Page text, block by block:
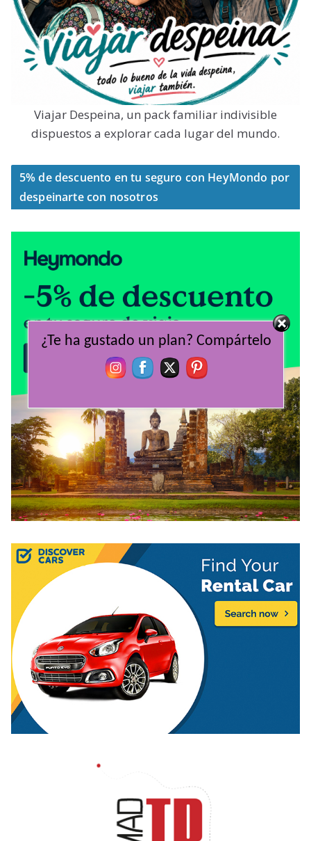
Viajar Despeina, un pack familiar indivisible
dispuestos a explorar cada lugar del mundo.
5% de descuento en tu seguro con HeyMondo por
despeinarte con nosotros
¿Te ha gustado un plan? Compártelo